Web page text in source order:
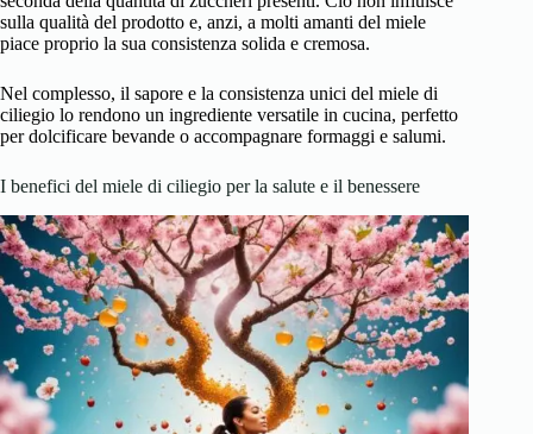
sulla qualità del prodotto e, anzi, a molti amanti del miele
piace proprio la sua consistenza solida e cremosa.
Nel complesso, il sapore e la consistenza unici del miele di
ciliegio lo rendono un ingrediente versatile in cucina, perfetto
per dolcificare bevande o accompagnare formaggi e salumi.
I benefici del miele di ciliegio per la salute e il benessere